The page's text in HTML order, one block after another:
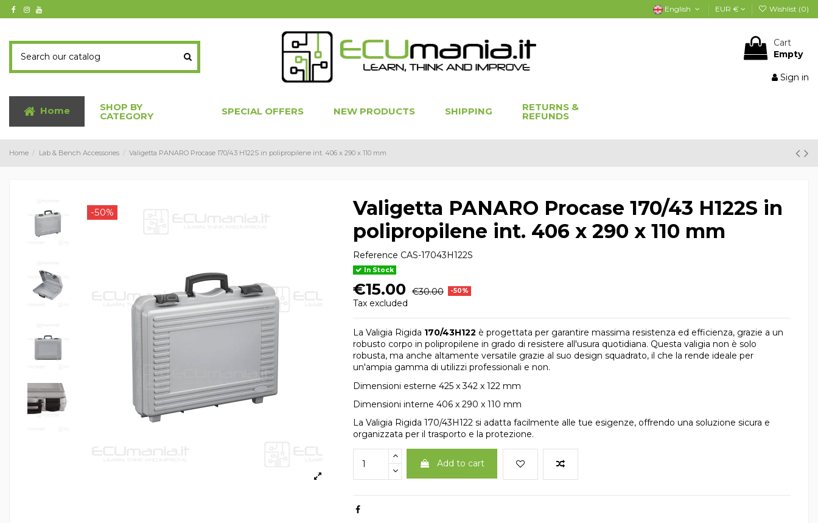
English EUR € Wishlist (0)
Cart
Empty
Sign in
Home SHOP BY
CATEGORY SPECIAL OFFERS NEW PRODUCTS SHIPPING RETURNS &
REFUNDS
Home Lab & Bench Accessories Valigetta PANARO Procase 170/43 H122S in polipropilene int. 406 x 290 x 110 mm
-50%
Valigetta PANARO Procase 170/43 H122S in
polipropilene int. 406 x 290 x 110 mm
Reference CAS-17043H122S
In Stock
€15.00 €30.00 -50%
Tax excluded
La Valigia Rigida 170/43H122 è progettata per garantire massima resistenza ed efficienza, grazie a un
robusto corpo in polipropilene in grado di resistere all'usura quotidiana. Questa valigia non è solo
robusta, ma anche altamente versatile grazie al suo design squadrato, il che la rende ideale per
un'ampia gamma di utilizzi professionali e non.
Dimensioni esterne 425 x 342 x 122 mm
Dimensioni interne 406 x 290 x 110 mm
La Valigia Rigida 170/43H122 si adatta facilmente alle tue esigenze, offrendo una soluzione sicura e
organizzata per il trasporto e la protezione.
Add to cart